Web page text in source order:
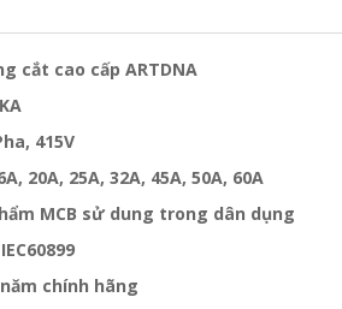
cắt cao cấp ARTDNA
415V
20A, 25A, 32A, 45A, 50A, 60A
MCB sử dung trong dân dụng
chính hãng